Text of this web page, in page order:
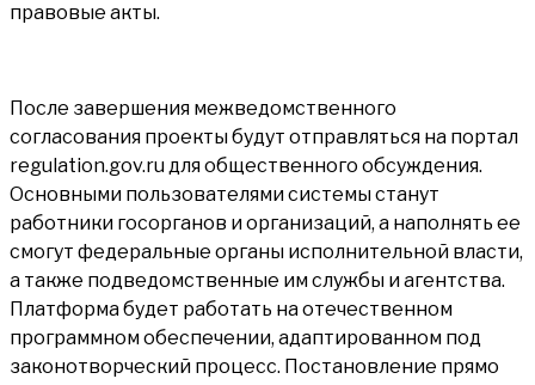
правовые акты.
После завершения межведомственного
согласования проекты будут отправляться на портал
regulation.gov.ru для общественного обсуждения.
Основными пользователями системы станут
работники госорганов и организаций, а наполнять ее
смогут федеральные органы исполнительной власти,
а также подведомственные им службы и агентства.
Платформа будет работать на отечественном
программном обеспечении, адаптированном под
законотворческий процесс. Постановление прямо